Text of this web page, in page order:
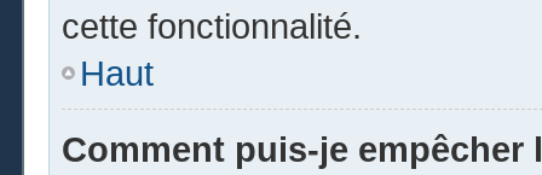
cette fonctionnalité.
Haut
Comment puis-je empêcher